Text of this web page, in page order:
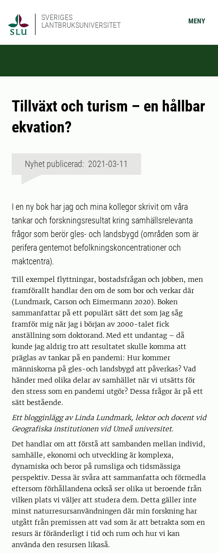
SVERIGES
LANTBRUKSUNIVERSITET
MENY
Tillväxt och turism – en hållbar
ekvation?
Nyhet publicerad: 2021-03-11
I en ny bok har jag och mina kollegor skrivit om våra
tankar och forskningsresultat kring samhällsrelevanta
frågor som berör gles- och landsbygd (områden som är
perifera gentemot befolkningskoncentrationer och
maktcentra).
Till exempel flyttningar, bostadsfrågan och jobben, men
framförallt handlar den om de som bor och verkar där
(Lundmark, Carson och Eimermann 2020). Boken
sammanfattar på ett populärt sätt det som jag såg
framför mig när jag i början av 2000-talet fick
anställning som doktorand. Med ett undantag – då
kunde jag aldrig tro att resultatet skulle komma att
präglas av tankar på en pandemi: Hur kommer
människorna på gles-och landsbygd att påverkas? Vad
händer med olika delar av samhället när vi utsätts för
den stress som en pandemi utgör? Dessa frågor är på ett
sätt bestående.
Ett blogginlägg av Linda Lundmark, lektor och docent vid
Geografiska institutionen vid Umeå universitet.
Det handlar om att förstå att sambanden mellan individ,
samhälle, ekonomi och utveckling är komplexa,
dynamiska och beror på rumsliga och tidsmässiga
perspektiv. Dessa är svåra att sammanfatta och förmedla
eftersom förhållandena också ser olika ut beroende från
vilken plats vi väljer att studera dem. Detta gäller inte
minst naturresursanvändningen där min forskning har
utgått från premissen att vad som är att betrakta som en
resurs är föränderligt i tid och rum och hur vi kan
använda den resursen likaså.